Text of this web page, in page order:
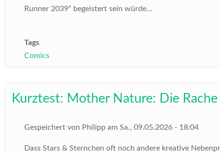
Runner 2039“ begeistert sein würde...
Tags
Comics
Kurztest: Mother Nature: Die
Gespeichert von Philipp amSa., 09.05.2026 - 18:04
Dass Stars & Sternchen oft noch andere kreative